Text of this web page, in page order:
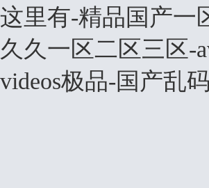
这里有-精品国产一
久久一区二区三区-
videos极品-国产乱